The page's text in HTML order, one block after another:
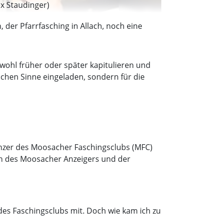
Staudinger)
der Pfarrfasching in Allach, noch eine
früher oder später kapitulieren und
Sinne eingeladen, sondern für die
des Moosacher Faschingsclubs (MFC)
des Moosacher Anzeigers und der
Faschingsclubs mit. Doch wie kam ich zu